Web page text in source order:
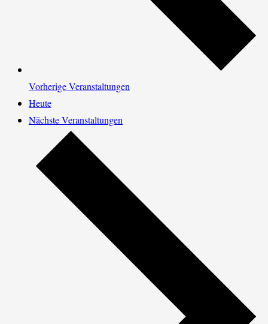
VorherigeVeranstaltungen
Heute
NächsteVeranstaltungen